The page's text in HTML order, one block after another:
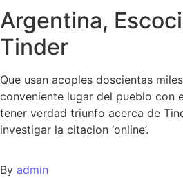
Argentina,
Tinder
Que usan acoples doscientas
conveniente lugar del pueblo con
tener verdad triunfo acerca de
investigar la citacion ‘online’.
By admin